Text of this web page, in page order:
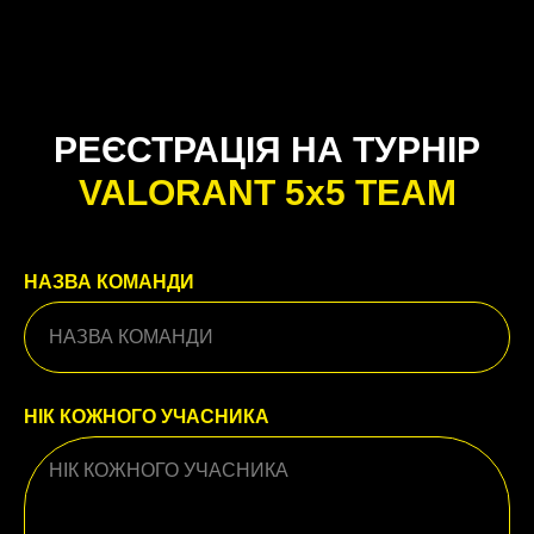
РЕЄСТРАЦІЯ НА ТУРНІР
VALORANT 5x5 TEAM
НАЗВА КОМАНДИ
НІК КОЖНОГО УЧАСНИКА